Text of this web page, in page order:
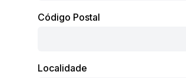
Código Postal
Localidade